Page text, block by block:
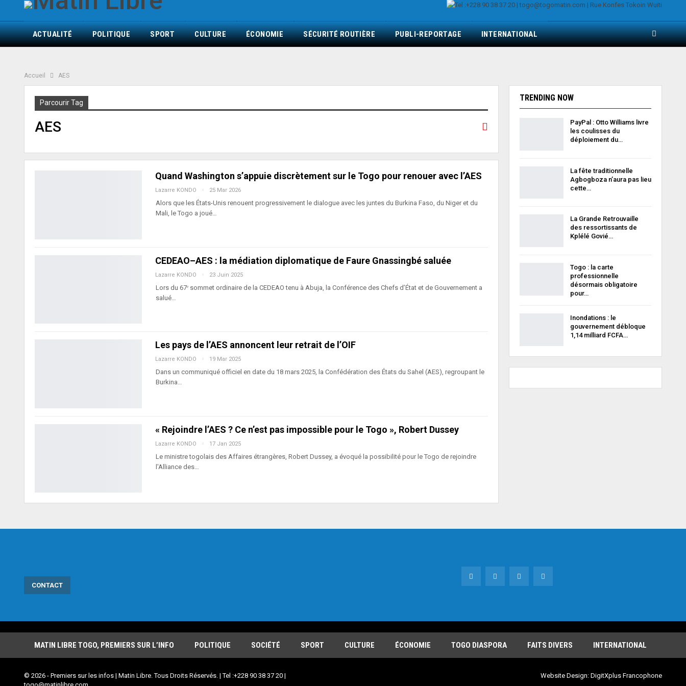
ACTUALITÉ POLITIQUE SPORT CULTURE ÉCONOMIE SÉCURITÉ ROUTIÈRE PUBLI-REPORTAGE INTERNATIONAL
Accueil AES
Parcourir Tag
AES
Quand Washington s’appuie discrètement sur le Togo pour renouer avec l’AES
Lazarre KONDO 25 Mar 2026
Alors que les États-Unis renouent progressivement le dialogue avec les juntes du Burkina Faso, du Niger et du
Mali, le Togo a joué…
CEDEAO–AES : la médiation diplomatique de Faure Gnassingbé saluée
Lazarre KONDO 23 Juin 2025
Lors du 67ᵉ sommet ordinaire de la CEDEAO tenu à Abuja, la Conférence des Chefs d’État et de Gouvernement a
salué…
Les pays de l’AES annoncent leur retrait de l’OIF
Lazarre KONDO 19 Mar 2025
Dans un communiqué officiel en date du 18 mars 2025, la Confédération des États du Sahel (AES), regroupant le
Burkina…
« Rejoindre l’AES ? Ce n’est pas impossible pour le Togo », Robert Dussey
Lazarre KONDO 17 Jan 2025
Le ministre togolais des Affaires étrangères, Robert Dussey, a évoqué la possibilité pour le Togo de rejoindre
l'Alliance des…
TRENDING NOW
PayPal : Otto Williams livre
les coulisses du
déploiement du…
La fête traditionnelle
Agbogboza n’aura pas lieu
cette…
La Grande Retrouvaille
des ressortissants de
Kplélé Govié…
Togo : la carte
professionnelle
désormais obligatoire
pour…
Inondations : le
gouvernement débloque
1,14 milliard FCFA…
CONTACT
MATIN LIBRE TOGO, PREMIERS SUR L’INFO POLITIQUE SOCIÉTÉ SPORT CULTURE ÉCONOMIE TOGO DIASPORA FAITS DIVERS INTERNATIONAL
© 2026 - Premiers sur les infos | Matin Libre. Tous Droits Réservés. | Tel :+228 90 38 37 20 |
Website Design: DigitXplus Francophone